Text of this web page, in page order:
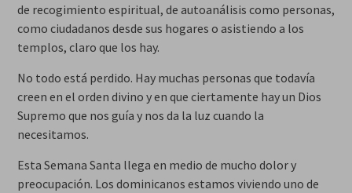
de recogimiento espiritual, de autoanálisis como personas,
como ciudadanos desde sus hogares o asistiendo a los
templos, claro que los hay.
No todo está perdido. Hay muchas personas que todavía
creen en el orden divino y en que ciertamente hay un Dios
Supremo que nos guía y nos da la luz cuando la
necesitamos.
Esta Semana Santa llega en medio de mucho dolor y
preocupación. Los dominicanos estamos viviendo uno de